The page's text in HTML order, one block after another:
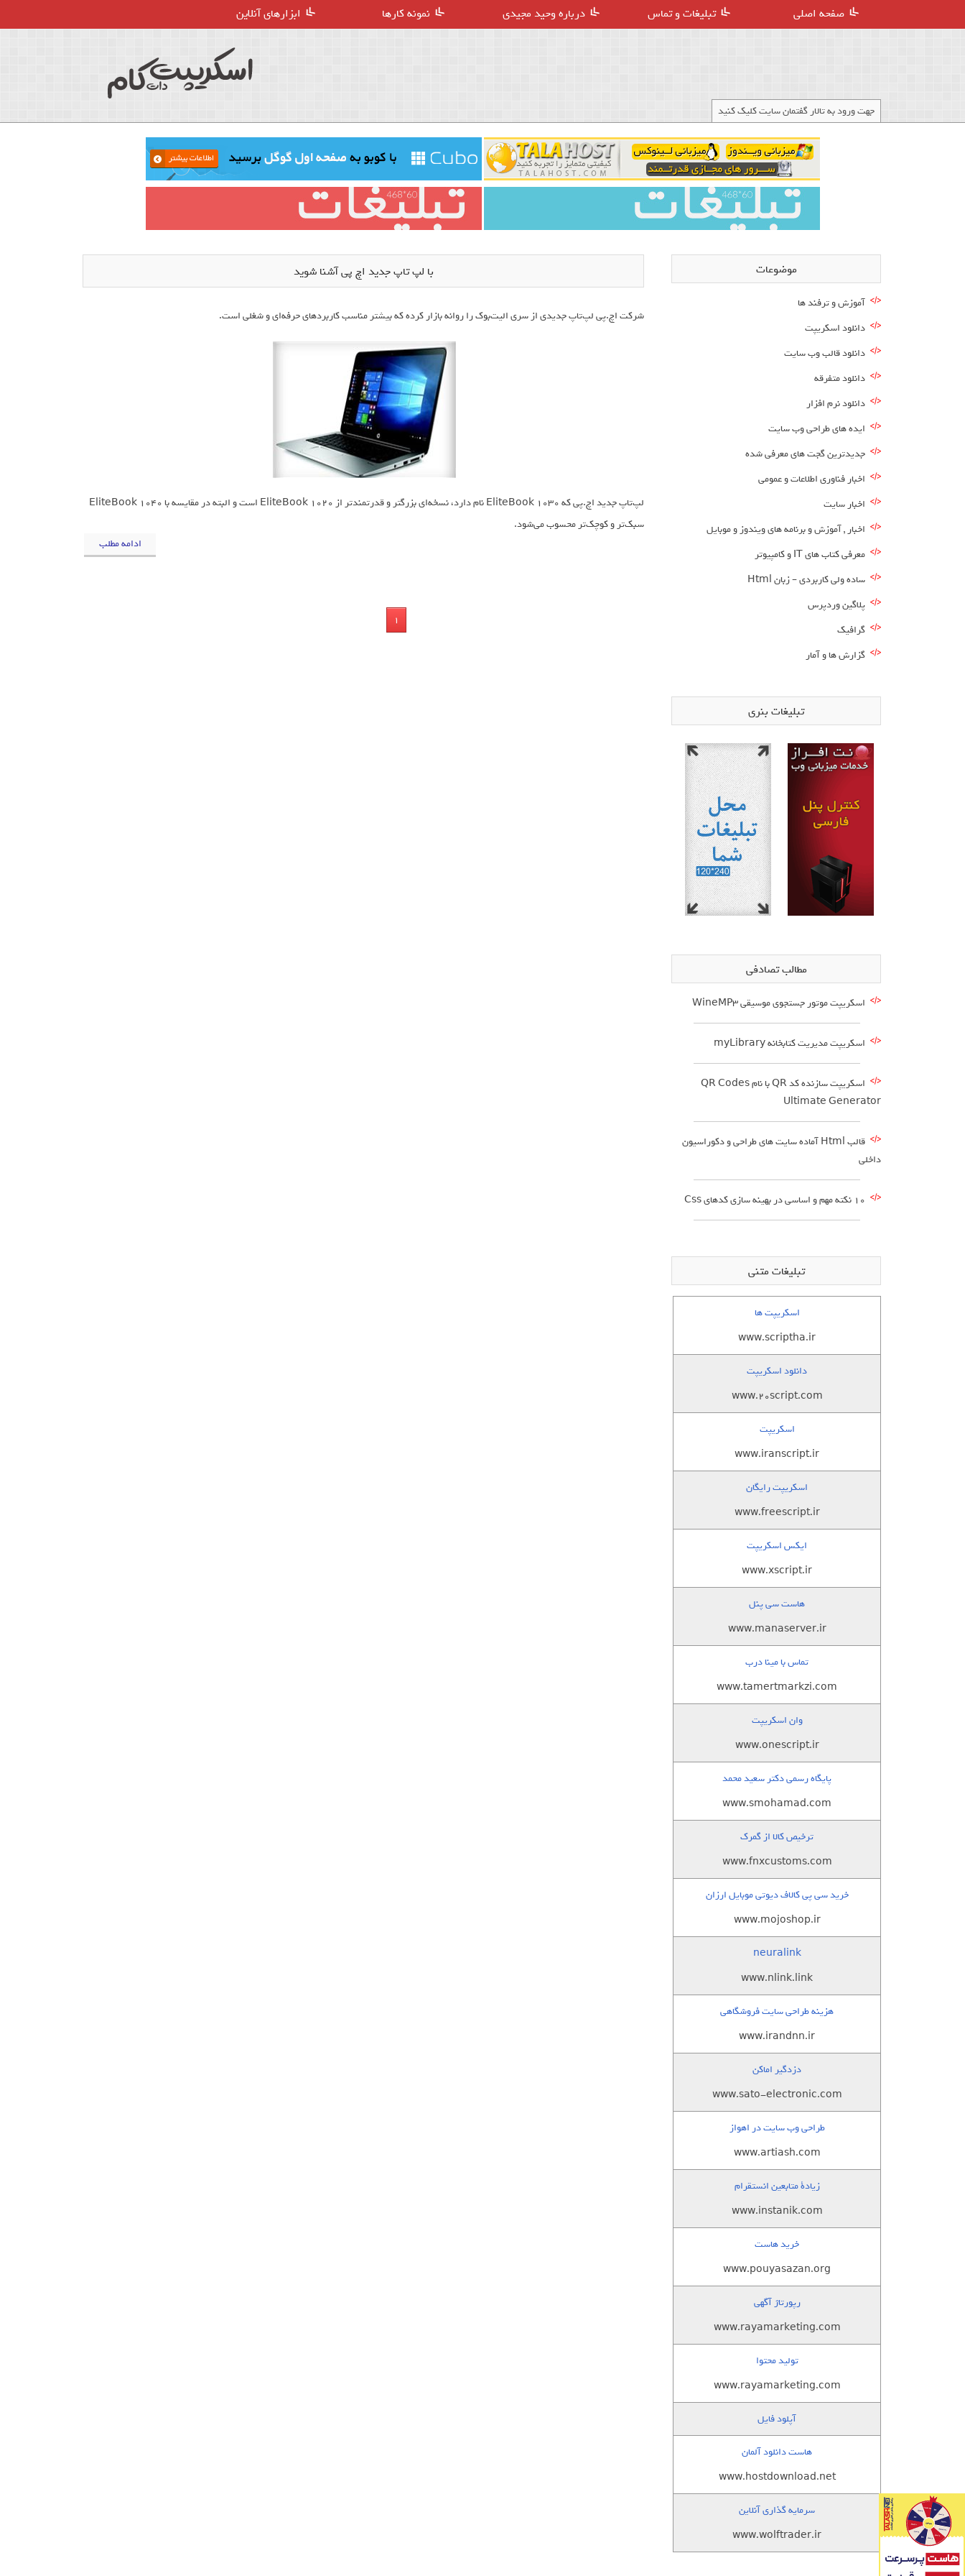
صفحه اصلی تبلیغات و تماس درباره وحید مجیدی نمونه کارها ابزارهای آنلاین
جهت ورود به تالار گفتمان سایت کلیک کنید
با لپ تاپ جدید اچ پی آشنا شوید
شرکت اچ.پی لپ‌تاپ جدیدی از سری الیت‌بوک را روانه بازار کرده که بیشتر مناسب کاربردهای حرفه‌ای و شغلی است.
لپ‌تاپ جدید اچ.پی که EliteBook 1030 نام دارد، نسخه‌ای بزرگتر و قدرتمندتر از EliteBook 1020 است و البته در مقایسه با EliteBook 1040
سبک‌تر و کوچک‌تر محسوب می‌شود.
ادامه مطلب
1
موضوعات
آموزش و ترفند ها
دانلود اسکریپت
دانلود قالب وب سایت
دانلود متفرقه
دانلود نرم افزار
ایده های طراحی وب سایت
جدیدترین گجت های معرفی شده
اخبار فناوری اطلاعات و عمومی
اخبار سایت
اخبار , آموزش و برنامه های ویندوز و موبایل
معرفی کتاب های IT و کامپیوتر
ساده ولی کاربردی – زبان Html
پلاگین وردپرس
گرافیک
گزارش ها و آمار
تبلیغات بنری
مطالب تصادفی
اسکریپت موتور جستجوی موسیقی WineMP3
اسکریپت مدیریت کتابخانه myLibrary
اسکریپت سازنده کد QR با نام QR Codes
Ultimate Generator
قالب Html آماده سایت های طراحی و دکوراسیون
داخلی
10 نکته مهم و اساسی در بهینه سازی کدهای Css
تبلیغات متنی
اسکریپت ها
www.scriptha.ir
دانلود اسکریپت
www.20script.com
اسکریپت
www.iranscript.ir
اسکریپت رایگان
www.freescript.ir
ایکس اسکریپت
www.xscript.ir
هاست سی پنل
www.manaserver.ir
تماس با مینا درب
www.tamertmarkzi.com
وان اسکریپت
www.onescript.ir
پایگاه رسمی دکتر سعید محمد
www.smohamad.com
ترخیص کالا از گمرک
www.fnxcustoms.com
خرید سی پی کالاف دیوتی موبایل ارزان
www.mojoshop.ir
neuralink
www.nlink.link
هزینه طراحی سایت فروشگاهی
www.irandnn.ir
دزدگیر اماکن
www.sato-electronic.com
طراحی وب سایت در اهواز
www.artiash.com
زيادة متابعين انستقرام
www.instanik.com
خرید هاست
www.pouyasazan.org
رپورتاژ آگهی
www.rayamarketing.com
تولید محتوا
www.rayamarketing.com
آپلود فایل
هاست دانلود آلمان
www.hostdownload.net
سرمایه گذاری آنلاین
www.wolftrader.ir